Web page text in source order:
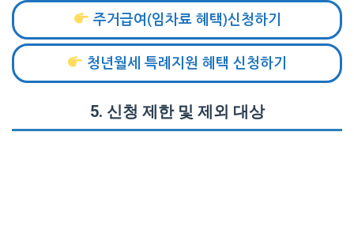
주거급여(임차료 혜택)신청하기
청년월세 특례지원 혜택 신청하기
5. 신청 제한 및 제외 대상